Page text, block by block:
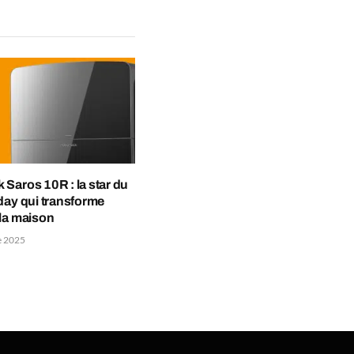
Saros 10R : la star du
qui transforme
maison
2025